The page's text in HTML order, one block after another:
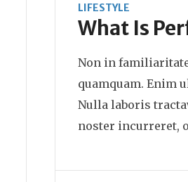
LIFESTYLE
What Is
Non in
quamquam. Enim
Nulla laboris
noster incurreret,